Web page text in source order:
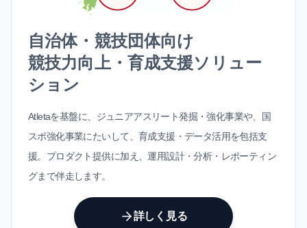
自治体・競技団体向け
競技力向上・育成支援ソリュー
ション
Atletaを基盤に、ジュニアアスリート発掘・強化事業や、国
スポ強化事業にたいして、育成支援・データ活用を包括支
援。プロダクト提供に加え、運用設計・分析・レポーティン
グまで伴走します。
詳しく見る